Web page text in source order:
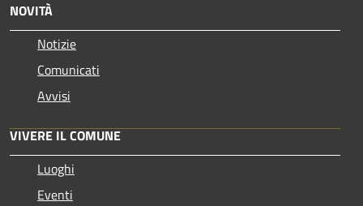
NOVITÀ
Notizie
Comunicati
Avvisi
VIVERE IL COMUNE
Luoghi
Eventi